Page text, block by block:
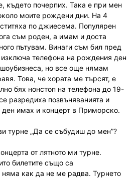
където почерпих. Така е при мен
моите рождени дни. На 4
по джиесема. Популярен
съм роден, а имам и доста
пътувам. Винаги съм бил пред
телефона на рождения ден
шоубизнеса, но все още нямам
Това, че хората ме търсят, е
бях нонстоп на телефона до 19-
разредиха позвъняванията и
имах и концерт в Приморско.
турне „Да се събудиш до мен”?
от лятното ми турне.
билетите също са
няма как да не ме радва. Турнето